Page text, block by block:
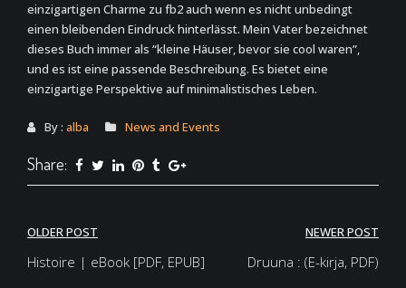
einzigartigen Charme zu fb2 auch wenn es nicht unbedingt
einen bleibenden Eindruck hinterlässt. Mein Vater bezeichnet
dieses Buch immer als “kleine Häuser, bevor sie cool waren”,
und es ist eine passende Beschreibung. Es bietet eine
einzigartige Perspektive auf minimalistisches Leben.
By : alba News and Events
Share:
Post
navigation
OLDER POST
Histoire | eBook [PDF, EPUB]
NEWER POST
Druuna : (E-kirja, PDF)